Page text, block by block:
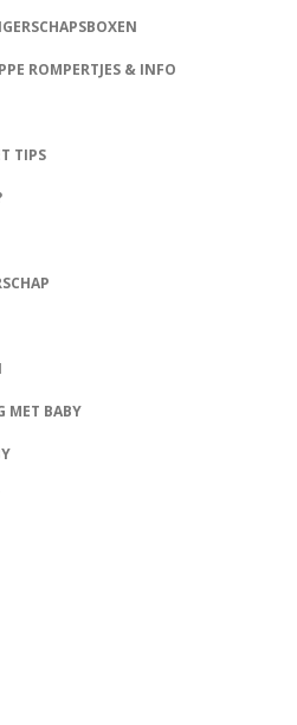
ROMPERTJES & INFO
TIPS
MET BABY